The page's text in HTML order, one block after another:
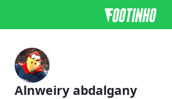
Alnweiry abdalgany